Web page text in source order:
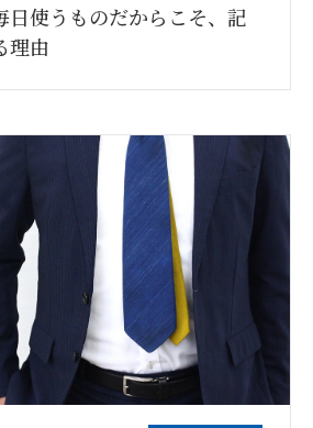
日使うものだからこそ、記
理由